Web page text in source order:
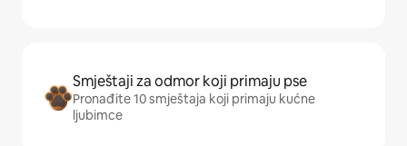
Smještaji za odmor koji primaju pse
Pronađite 10 smještaja koji primaju kućne
ljubimce